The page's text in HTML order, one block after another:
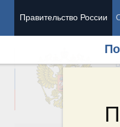
Правительство России